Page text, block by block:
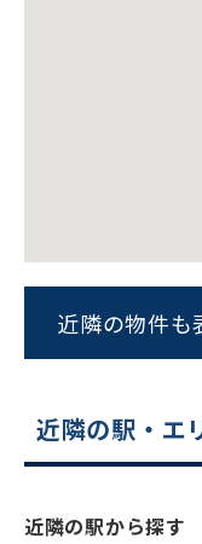
ビル
ス
近隣の物件も
近隣の駅・エ
近隣の駅から探す